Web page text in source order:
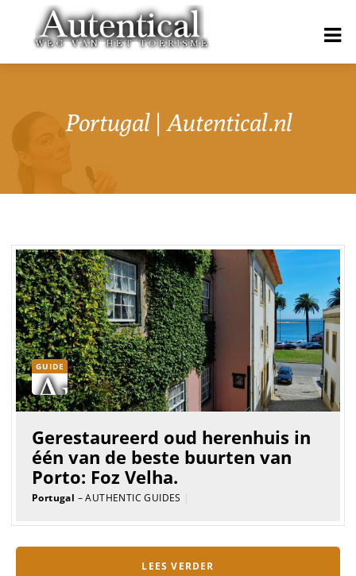
Portugal | Autentical.nl
GUIDE
Gerestaureerd oud herenhuis in
één van de beste buurten van
Porto: Foz Velha.
Portugal – AUTHENTIC GUIDES |
LEES VERDER